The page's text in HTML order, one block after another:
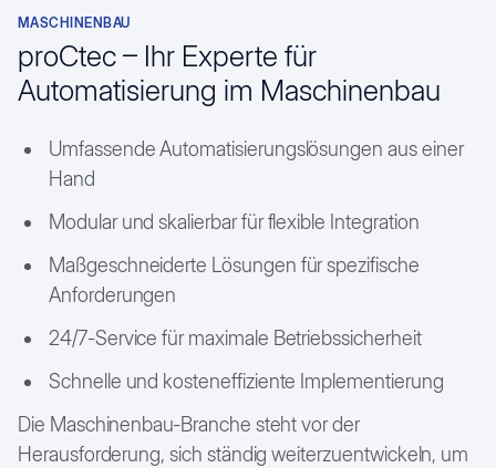
Pharmazie und Chemie
Textilindustrie
Karriere
Studium
Case Studies
Kundenstimmen
MASCHINENBAU
proCtec – Ihr Experte für
Automatisierung im Maschinenbau
Umfassende Automatisierungslösungen aus einer
Hand
Modular und skalierbar für flexible Integration
Maßgeschneiderte Lösungen für spezifische
Anforderungen
24/7-Service für maximale Betriebssicherheit
Schnelle und kosteneffiziente Implementierung
Die Maschinenbau-Branche steht vor der
Herausforderung, sich ständig weiterzuentwickeln, um